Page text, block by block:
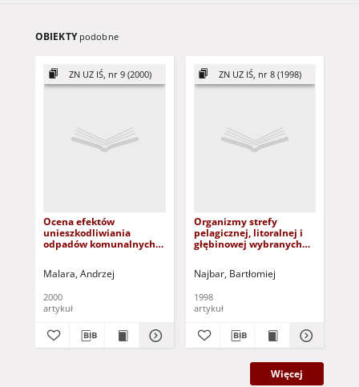
OBIEKTY podobne
ZN UZ IŚ, nr 9 (2000)
Ocena efektów
unieszkodliwiania
odpadów komunalnych
Malara, Andrzej
2000
artykuł
ZN UZ IŚ, nr 8 (1998)
Organizmy strefy
pelagicznej, litoralnej i
głębinowej wybranych
Łuku Mużakowskim
Najbar, Bartłomiej
1998
artykuł
Więcej